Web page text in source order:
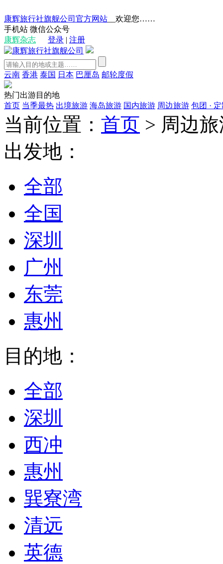
康辉旅行社旗舰公司官方网站 __欢迎您……
手机站 微信公众号
康辉杂志
登录 | 注册
云南 香港 泰国 日本 巴厘岛 邮轮度假
热门出游目的地
首页 当季最热 出境旅游 海岛旅游 国内旅游 周边旅游 包团 ·
当前位置： 首页 > 周边
出发地：
全部
全国
深圳
广州
东莞
惠州
目的地：
全部
深圳
西冲
惠州
巽寮湾
清远
英德